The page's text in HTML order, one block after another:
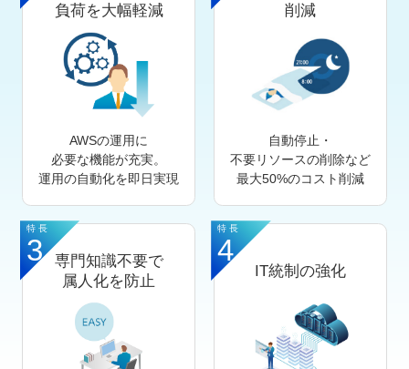
負荷を大幅軽減
AWSの運用に
必要な機能が充実。
運用の自動化を即日実現
削減
自動停止・
不要リソースの削除など
最大50%のコスト削減
特長
3 専門知識不要で
属人化を防止
特長
4
IT統制の強化